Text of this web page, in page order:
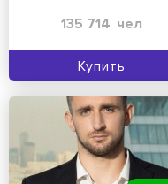
135 714 чел
Купить